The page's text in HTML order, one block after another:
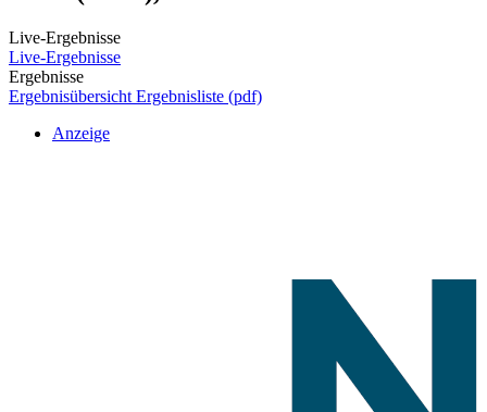
Live-Ergebnisse
Live-Ergebnisse
Ergebnisse
Ergebnisübersicht Ergebnisliste (pdf)
Anzeige